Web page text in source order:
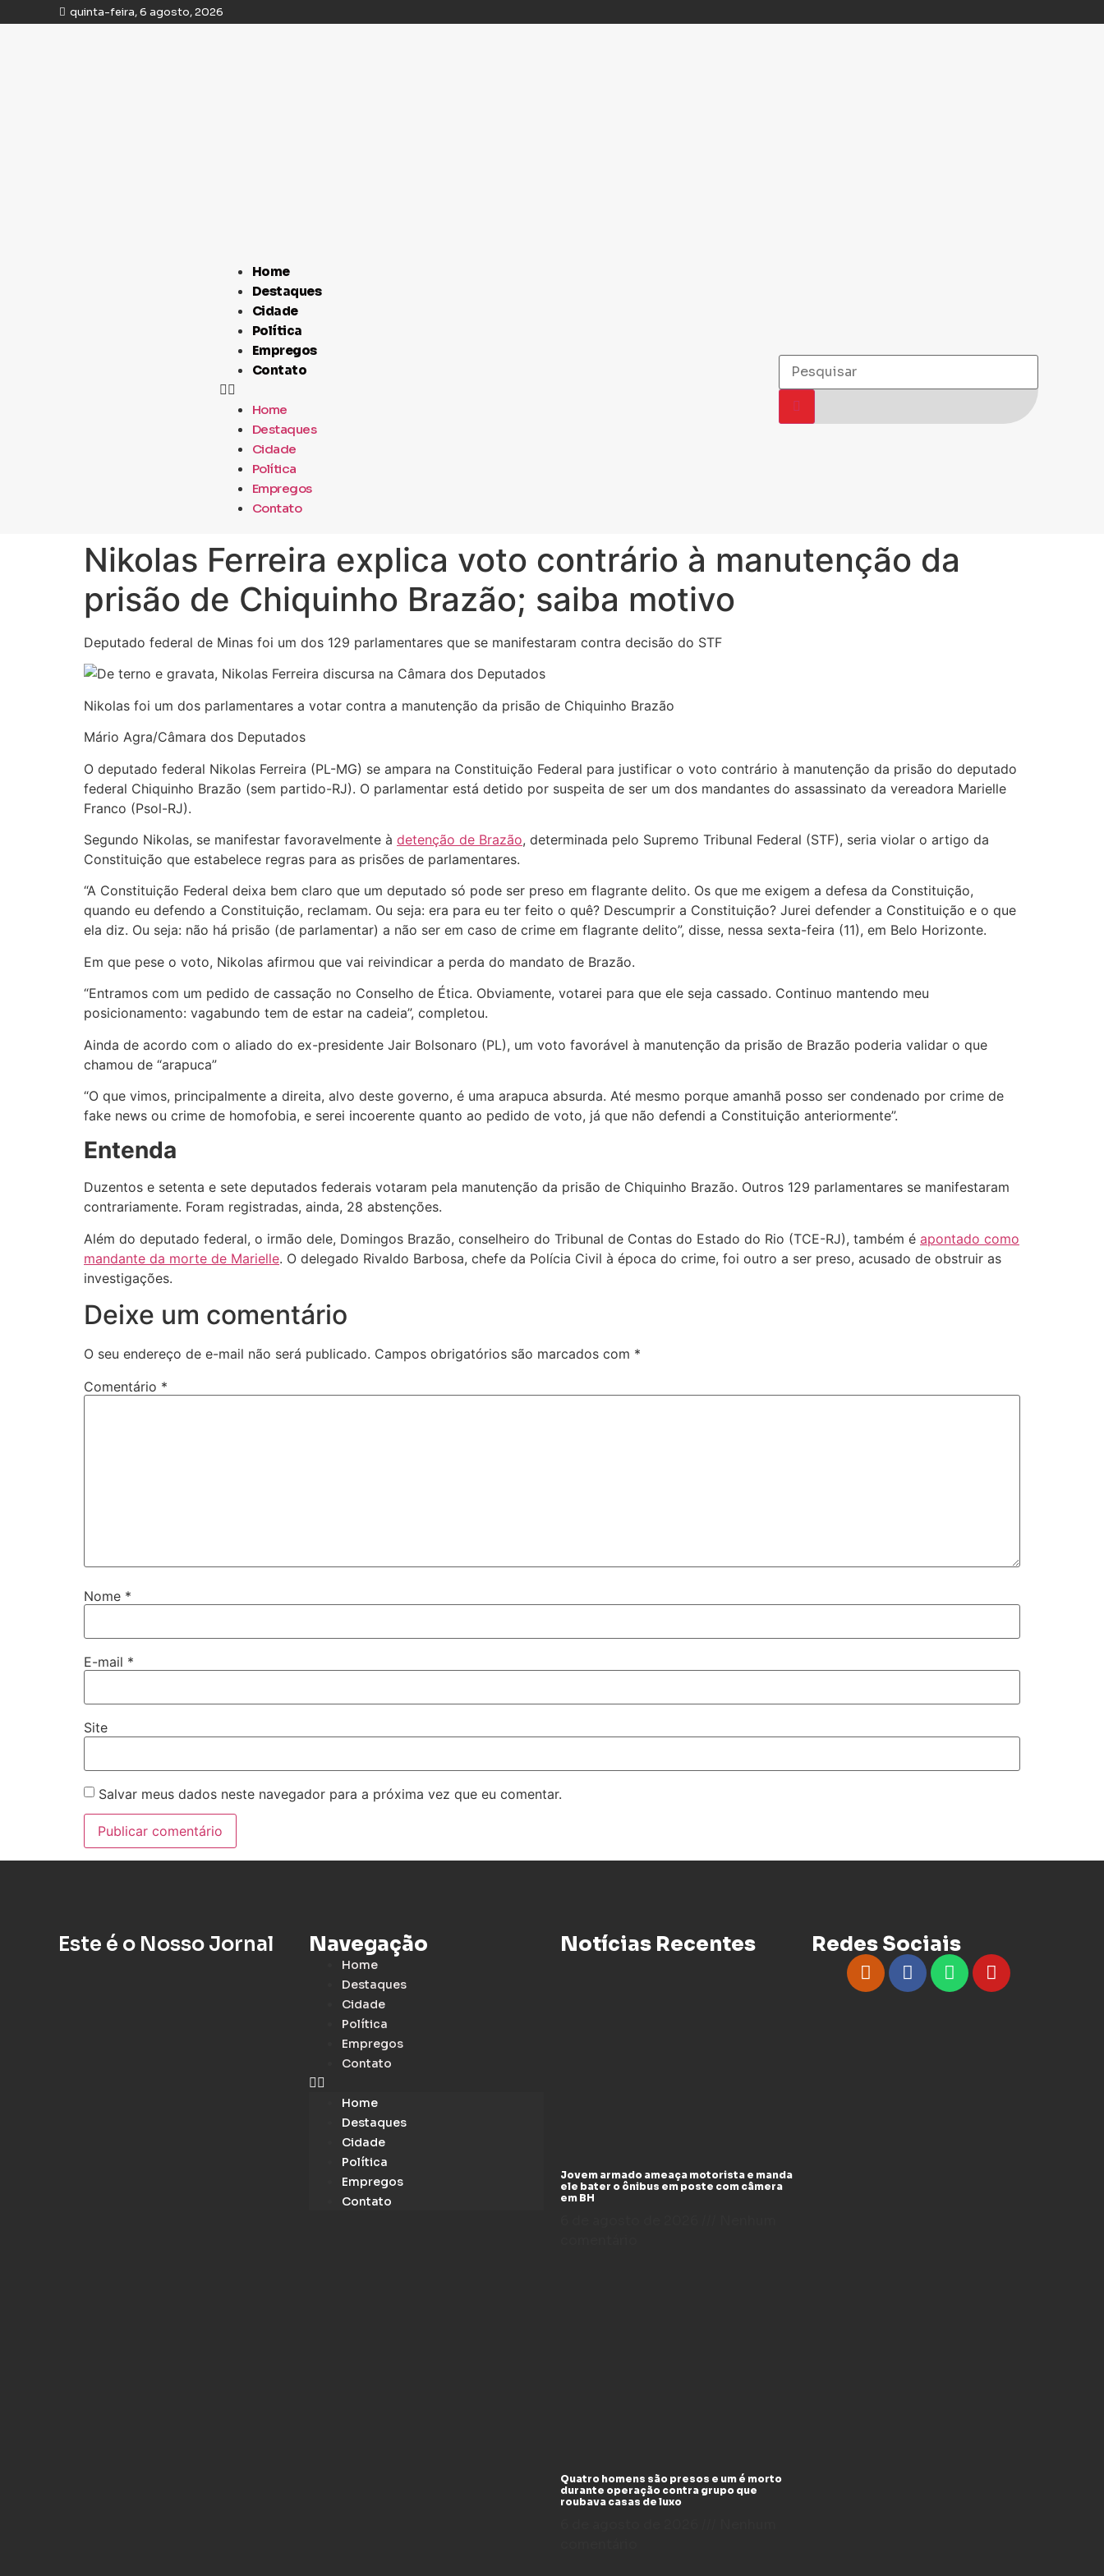
quinta-feira, 6 agosto, 2026
Home
Destaques
Cidade
Política
Empregos
Contato
Home
Destaques
Cidade
Política
Empregos
Contato
Nikolas Ferreira explica voto contrário à manutenção da
prisão de Chiquinho Brazão; saiba motivo
Deputado federal de Minas foi um dos 129 parlamentares que se manifestaram contra decisão do STF
Nikolas foi um dos parlamentares a votar contra a manutenção da prisão de Chiquinho Brazão
Mário Agra/Câmara dos Deputados
O deputado federal Nikolas Ferreira (PL-MG) se ampara na Constituição Federal para justificar o voto contrário à manutenção da prisão do deputado
federal Chiquinho Brazão (sem partido-RJ). O parlamentar está detido por suspeita de ser um dos mandantes do assassinato da vereadora Marielle
Franco (Psol-RJ).
Segundo Nikolas, se manifestar favoravelmente à detenção de Brazão, determinada pelo Supremo Tribunal Federal (STF), seria violar o artigo da
Constituição que estabelece regras para as prisões de parlamentares.
“A Constituição Federal deixa bem claro que um deputado só pode ser preso em flagrante delito. Os que me exigem a defesa da Constituição,
quando eu defendo a Constituição, reclamam. Ou seja: era para eu ter feito o quê? Descumprir a Constituição? Jurei defender a Constituição e o que
ela diz. Ou seja: não há prisão (de parlamentar) a não ser em caso de crime em flagrante delito”, disse, nessa sexta-feira (11), em Belo Horizonte.
Em que pese o voto, Nikolas afirmou que vai reivindicar a perda do mandato de Brazão.
“Entramos com um pedido de cassação no Conselho de Ética. Obviamente, votarei para que ele seja cassado. Continuo mantendo meu
posicionamento: vagabundo tem de estar na cadeia”, completou.
Ainda de acordo com o aliado do ex-presidente Jair Bolsonaro (PL), um voto favorável à manutenção da prisão de Brazão poderia validar o que
chamou de “arapuca”
“O que vimos, principalmente a direita, alvo deste governo, é uma arapuca absurda. Até mesmo porque amanhã posso ser condenado por crime de
fake news ou crime de homofobia, e serei incoerente quanto ao pedido de voto, já que não defendi a Constituição anteriormente”.
Entenda
Duzentos e setenta e sete deputados federais votaram pela manutenção da prisão de Chiquinho Brazão. Outros 129 parlamentares se manifestaram
contrariamente. Foram registradas, ainda, 28 abstenções.
Além do deputado federal, o irmão dele, Domingos Brazão, conselheiro do Tribunal de Contas do Estado do Rio (TCE-RJ), também é apontado como
mandante da morte de Marielle. O delegado Rivaldo Barbosa, chefe da Polícia Civil à época do crime, foi outro a ser preso, acusado de obstruir as
investigações.
Deixe um comentário
O seu endereço de e-mail não será publicado. Campos obrigatórios são marcados com *
Comentário *
Nome *
E-mail *
Site
Salvar meus dados neste navegador para a próxima vez que eu comentar.
Este é o Nosso Jornal Navegação
Home
Destaques
Cidade
Política
Empregos
Contato
Home
Destaques
Cidade
Política
Empregos
Contato
Notícias Recentes
Jovem armado ameaça motorista e manda
ele bater o ônibus em poste com câmera
em BH
Quatro homens são presos e um é morto
durante operação contra grupo que
roubava casas de luxo
Redes Sociais